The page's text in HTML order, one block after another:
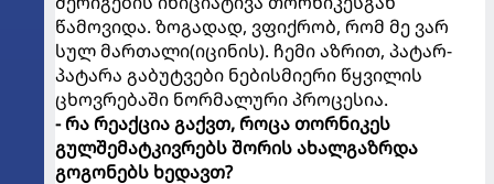
წამოვიდა. ზოგადად, ვფიქრობ, რომ მე ვარ
სულ მართალი(იცინის). ჩემი აზრით, პატარ-
პატარა გაბუტვები ნებისმიერი წყვილის
ცხოვრებაში ნორმალური პროცესია.
- რა რეაქცია გაქვთ, როცა თორნიკეს
გულშემატკივრებს შორის ახალგაზრდა
გოგონებს ხედავთ?